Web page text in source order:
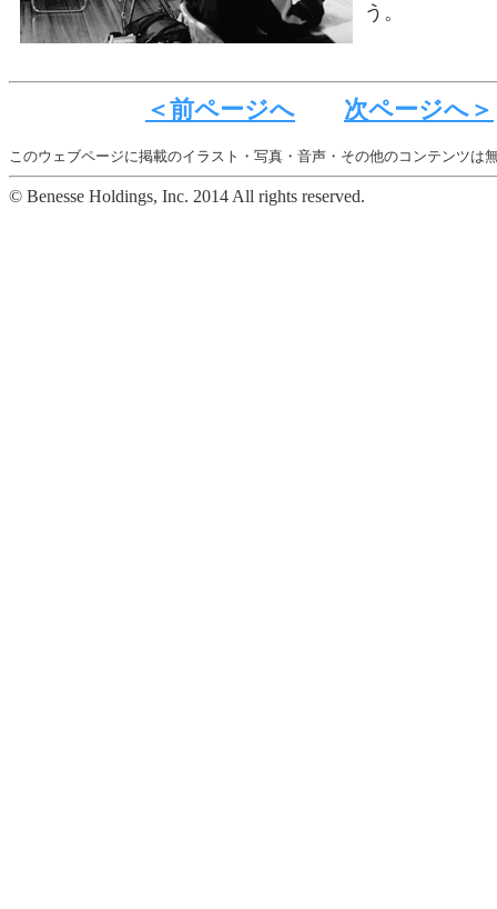
う。
＜前ページへ 次ページへ＞
このウェブページに掲載のイラスト・写真・音声・その他のコンテンツは
© Benesse Holdings, Inc. 2014 All rights reserved.